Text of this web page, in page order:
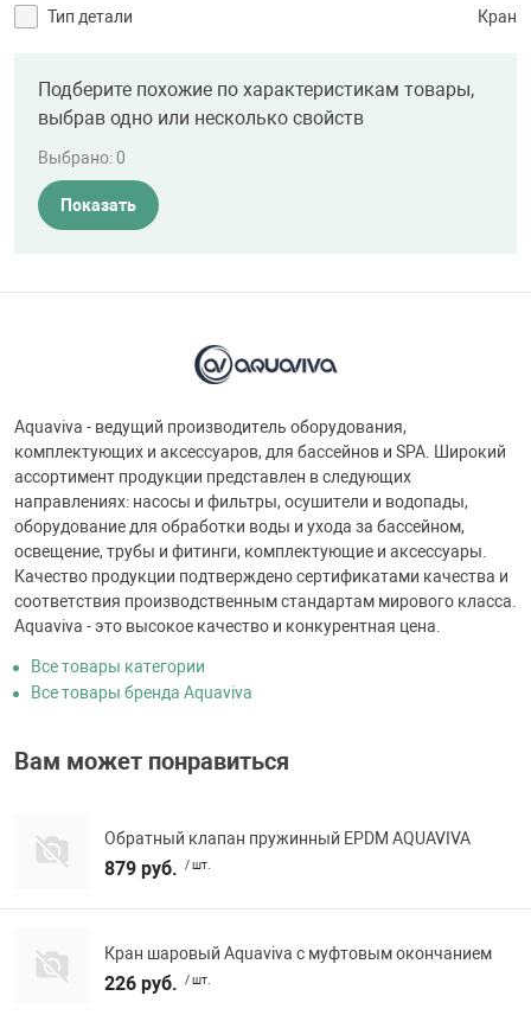
Тип детали
Кран
Подберите похожие по характеристикам товары,
выбрав одно или несколько свойств
Выбрано:0
Показать
Aquaviva - ведущий производитель оборудования,
комплектующих и аксессуаров, для бассейнов и SPA. Широкий
ассортимент продукции представлен в следующих
направлениях: насосы и фильтры, осушители и водопады,
оборудование для обработки воды и ухода за бассейном,
освещение, трубы и фитинги, комплектующие и аксессуары.
Качество продукции подтверждено сертификатами качества и
соответствия производственным стандартам мирового класса.
Aquaviva - это высокое качество и конкурентная цена.
Все товары категории
Все товары бренда Aquaviva
Вам может понравиться
Обратный клапан пружинный EPDM AQUAVIVA
879 руб. / шт.
Кран шаровый Aquaviva с муфтовым окончанием
226 руб. / шт.